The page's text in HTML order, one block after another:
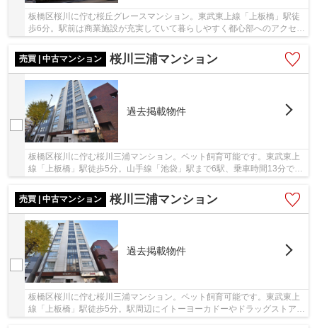
板橋区桜川に佇む桜丘グレースマンション。東武東上線「上板橋」駅徒
歩6分。駅前は商業施設が充実していて暮らしやすく都心部へのアクセス
売買 | 中古マンション
桜川三浦マンション
過去掲載物件
板橋区桜川に佇む桜川三浦マンション。ペット飼育可能です。東武東上
線「上板橋」駅徒歩5分。山手線「池袋」駅まで6駅、乗車時間13分でア
売買 | 中古マンション
桜川三浦マンション
過去掲載物件
板橋区桜川に佇む桜川三浦マンション。ペット飼育可能です。東武東上
線「上板橋」駅徒歩5分。駅周辺にイトーヨーカドーやドラッグストア、